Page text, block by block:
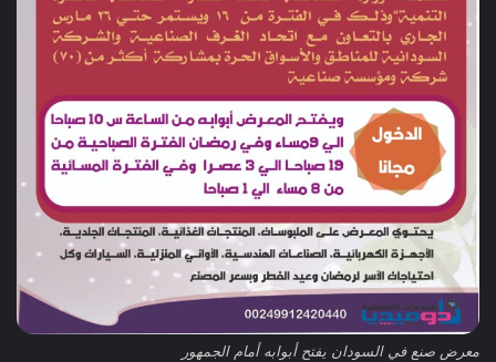
معرض صنع في السودان يفتح أبوابه أمام الجمهور